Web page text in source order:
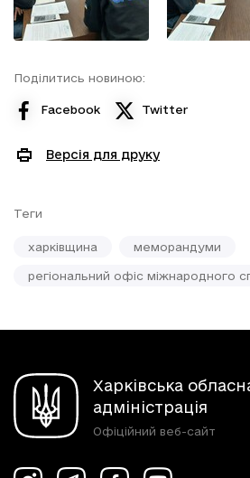
Поділитись новиною:
Facebook Twitter
Версія для друку
Теги
харківщина меморандуми
регіональний офіс міжнародного
Харківська
адміністрація
Офіційний веб-сайт